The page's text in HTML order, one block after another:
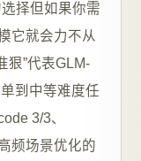
择但如果你需
它就会力不从
狠”代表GLM-
到中等难度任
3/3、
频场景优化的